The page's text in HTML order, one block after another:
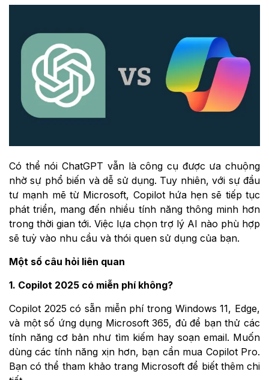
Có thể nói ChatGPT vẫn là công cụ được ưa chuộng
nhờ sự phổ biến và dễ sử dụng. Tuy nhiên, với sự đầu
tư mạnh mẽ từ Microsoft, Copilot hứa hẹn sẽ tiếp tục
phát triển, mang đến nhiều tính năng thông minh hơn
trong thời gian tới. Việc lựa chọn trợ lý AI nào phù hợp
sẽ tuỳ vào nhu cầu và thói quen sử dụng của bạn.
Một số câu hỏi liên quan
1. Copilot 2025 có miễn phí không?
Copilot 2025 có sẵn miễn phí trong Windows 11, Edge,
và một số ứng dụng Microsoft 365, đủ để bạn thử các
tính năng cơ bản như tìm kiếm hay soạn email. Muốn
dùng các tính năng xịn hơn, bạn cần mua Copilot Pro.
Bạn có thể tham khảo trang Microsoft để biết thêm chi